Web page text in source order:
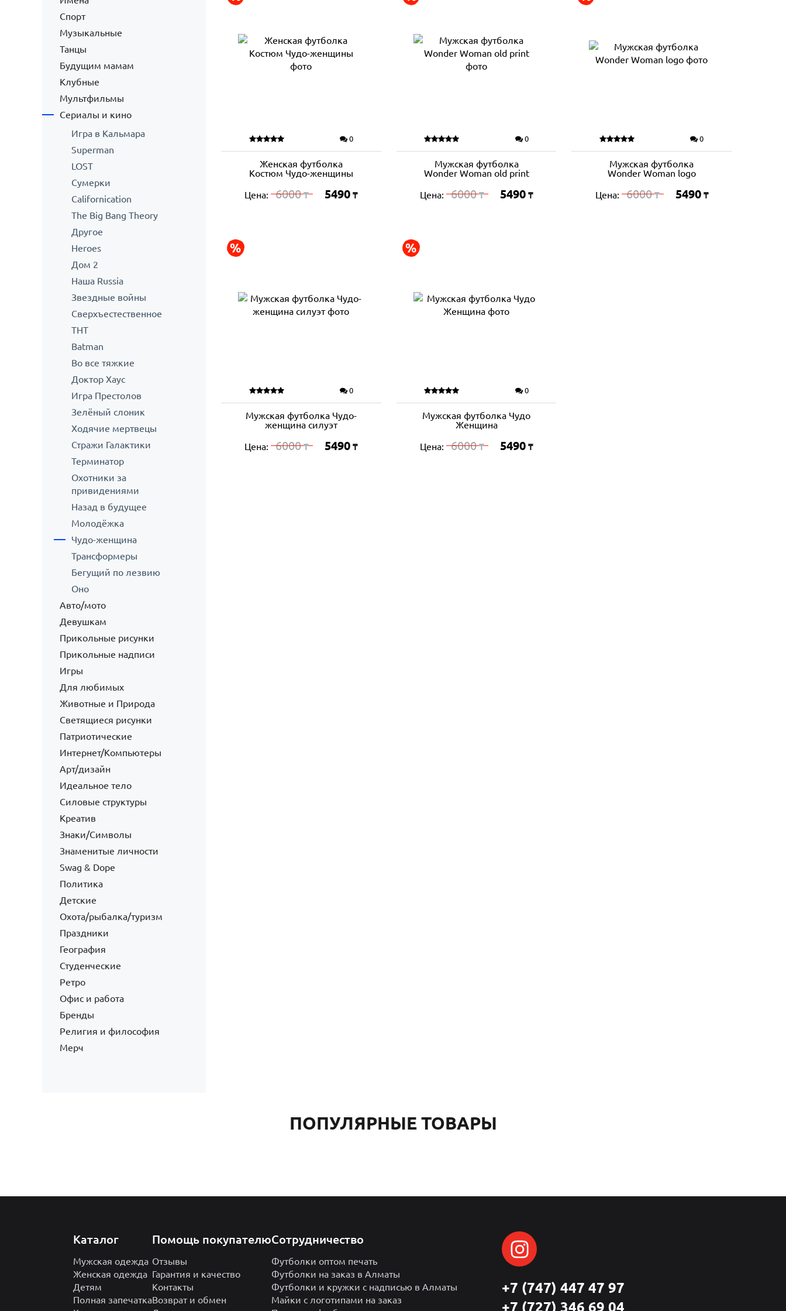
Спорт
Музыкальные
Танцы
Будущим мамам
Клубные
Мультфильмы
Сериалы и кино
Игра в Кальмара
Superman
LOST
Сумерки
Californication
The Big Bang Theory
Другое
Heroes
Дом 2
Наша Russia
Звездные войны
Сверхъестественное
ТНТ
Batman
Во все тяжкие
Доктор Хаус
Игра Престолов
Зелёный слоник
Ходячие мертвецы
Стражи Галактики
Терминатор
Охотники за
привидениями
Назад в будущее
Молодёжка
Чудо-женщина
Трансформеры
Бегущий по лезвию
Оно
Авто/мото
Девушкам
Прикольные рисунки
Прикольные надписи
Игры
Для любимых
Животные и Природа
Светящиеся рисунки
Патриотические
Интернет/Компьютеры
Арт/дизайн
Идеальное тело
Силовые структуры
Креатив
Знаки/Символы
Знаменитые личности
Swag & Dope
Политика
Детские
Охота/рыбалка/туризм
Праздники
География
Студенческие
Ретро
Офис и работа
Бренды
Религия и философия
Мерч
0
Женская футболка
Костюм Чудо-женщины
Цена: 6000₸ 5490 ₸
0
Мужская футболка
Wonder Woman old print
Цена: 6000₸ 5490 ₸
0
Мужская футболка
Wonder Woman logo
Цена: 6000₸ 5490 ₸
0
Мужская футболка Чудо-
женщина силуэт
Цена: 6000₸ 5490 ₸
0
Мужская футболка Чудо
Женщина
Цена: 6000₸ 5490 ₸
ПОПУЛЯРНЫЕ ТОВАРЫ
Каталог
Мужская одежда
Женская одежда
Детям
Полная запечатка
Помощь покупателю
Отзывы
Гарантия и качество
Контакты
Возврат и обмен
Сотрудничество
Футболки оптом печать
Футболки на заказ в Алматы
Футболки и кружки с надписью в Алматы
Майки с логотипами на заказ
+7 (747) 447 47 97
+7 (727) 346 69 04